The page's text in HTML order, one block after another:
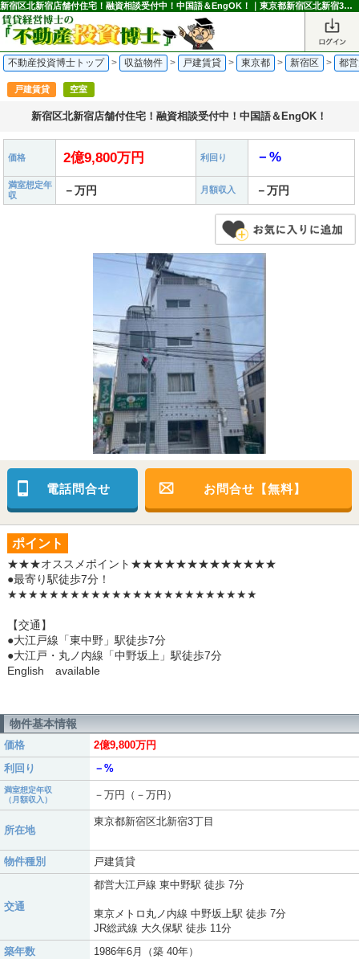
新宿区北新宿店舗付住宅！融資相談受付中！中国語＆EngOK！｜東京都新宿区北新宿3丁目の戸建賃貸 2億9,800万円 東中野駅｜不動産投資博士
不動産投資博士トップ > 収益物件 > 戸建賃貸 > 東京都 > 新宿区 > 都
戸建賃貸 空室
新宿区北新宿店舗付住宅！融資相談受付中！中国語＆EngOK！
価格 2億9,800万円 利回り －%
満室想定年
収
－万円 月額収入 －万円
電話問合せ お問合せ【無料】
ポイント
★★★オススメポイント★★★★★★★★★★★★★
●最寄り駅徒歩7分！
★★★★★★★★★★★★★★★★★★★★★★★★
【交通】
●大江戸線「東中野」駅徒歩7分
●大江戸・丸ノ内線「中野坂上」駅徒歩7分
English available
物件基本情報
価格
2億9,800万円
利回り
－%
満室想定年収
（月額収入）
－万円（－万円）
所在地
東京都新宿区北新宿3丁目
物件種別 戸建賃貸
交通
都営大江戸線 東中野駅 徒歩 7分
東京メトロ丸ノ内線 中野坂上駅 徒歩 7分
JR総武線 大久保駅 徒歩 11分
築年数
1986年6月（築 40年）